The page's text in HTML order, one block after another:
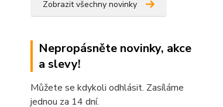
Zobrazit všechny novinky
Nepropásněte novinky, akce
a slevy!
Můžete se kdykoli odhlásit. Zasíláme
jednou za 14 dní.